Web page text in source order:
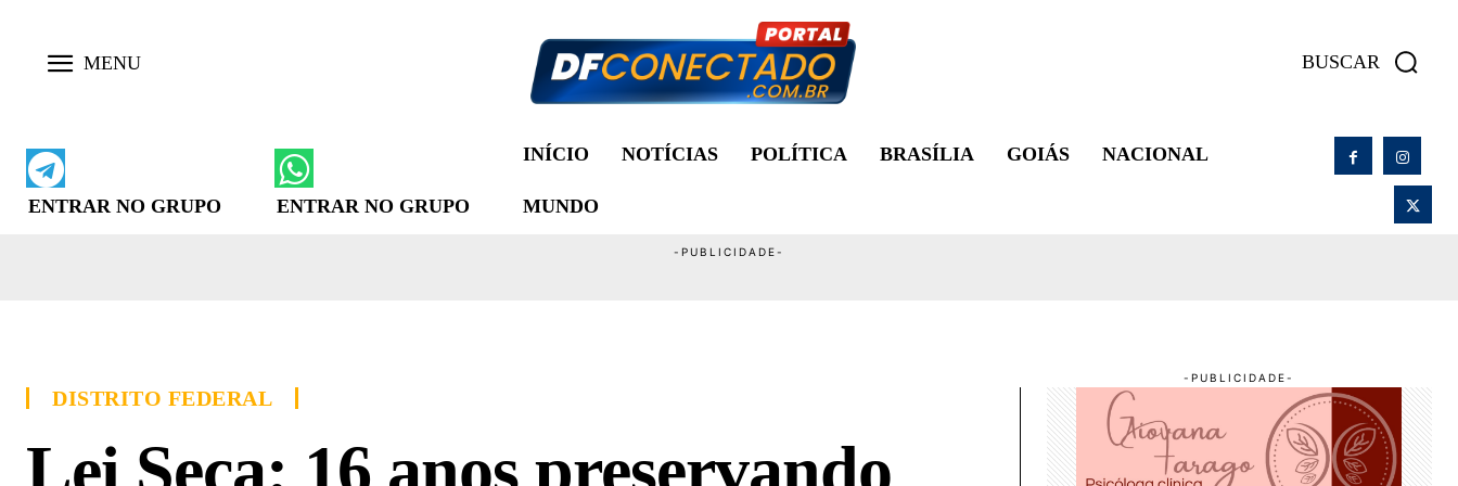
BUSCAR
ENTRAR NO GRUPO ENTRAR NO GRUPO
INÍCIO NOTÍCIAS POLÍTICA BRASÍLIA GOIÁS NACIONAL
MUNDO
DISTRITO FEDERAL
Lei Seca: 16 anos preservando